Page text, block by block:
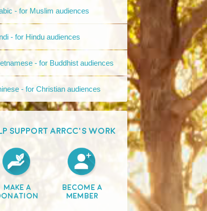
- for Muslim audiences
- for Hindu audiences
- for Buddhist audiences
- for Christian audiences
SUPPORT ARRCC'S WORK
Make A
Become A
Member